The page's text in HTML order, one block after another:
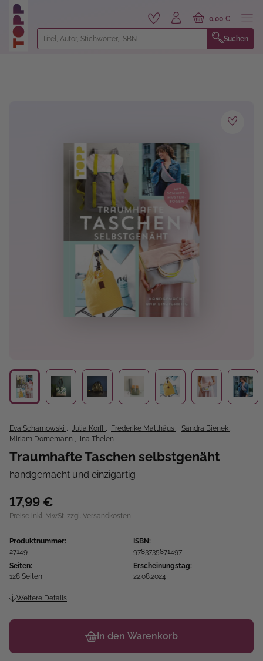
springen
Suchen
0,00 €
Eva Scharnowski , Julia Korff , Frederike Matthäus , Sandra Bienek ,
Miriam Dornemann , Ina Thelen
Traumhafte Taschen selbstgenäht
handgemacht und einzigartig
17,99 €
Preise inkl. MwSt. zzgl. Versandkosten
Produktnummer:
27149
ISBN:
9783735871497
Seiten:
128 Seiten
Erscheinungstag:
22.08.2024
Weitere Details
In den Warenkorb